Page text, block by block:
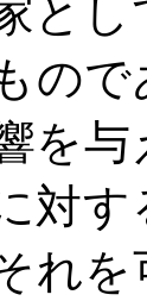
と
の
を
対
れ